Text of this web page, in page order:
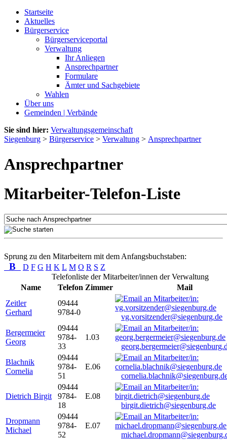
Startseite
Aktuelles
Bürgerservice
Bürgerserviceportal
Verwaltung
Ihr Anliegen
Ansprechpartner
Formulare
Ämter und Sachgebiete
Wahlen
Über uns
Gemeinden | Verbände
Sie sind hier: Verwaltungsgemeinschaft
Siegenburg > Bürgerservice > Verwaltung > Ansprechpartner
Ansprechpartner
Mitarbeiter-Telefon-Liste
Sprung zu den Mitarbeitern mit dem Anfangsbuchstaben:
B D F G H K L M O R S Z
Telefonliste der Mitarbeiter/innen der Verwaltung
Name
Telefon Zimmer
Mail
Zeitler
Gerhard
09444
9784-0
vg.vorsitzender@siegenburg.de
Bergermeier
Georg
09444
9784-
33
1.03
Blachnik
Cornelia
09444
9784-
51
E.06
Dietrich Birgit
09444
9784-
18
E.08
birgit.dietrich@siegenburg.de
Dropmann
Michael
09444
9784-
52
E.07